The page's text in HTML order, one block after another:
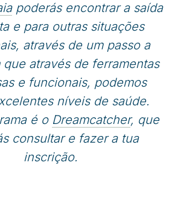
poderás encontrar a saída
e para outras situações
através de um passo a
que através de ferramentas
e funcionais, podemos
níveis de saúde.
é o Dreamcatcher, que
consultar e fazer a tua
inscrição.